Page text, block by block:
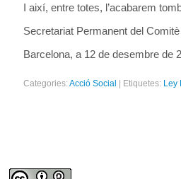
I així, entre totes, l’acabarem
Secretariat Permanent del
Barcelona, a 12 de desembre de
Categories:Acció Social Etiquetes: Ley